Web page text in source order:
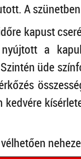
A
kapust
nyújtott a
üde
kedvére